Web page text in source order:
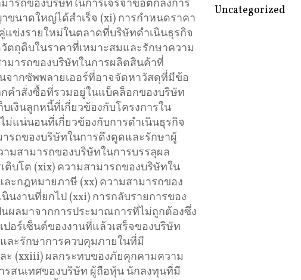
รถของบริษัทในการเจรจาข้อตกลงการ
ขนาดใหญ่ได้สําเร็จ (xi) การกําหนดราคา
แข่งรายใหม่ในตลาดที่บริษัทดําเนินธุรกิจ
ตถุดิบในราคาที่เหมาะสมและรักษาความ
มารถของบริษัทในการผลิตสินค้าที่
จากซัพพลายเออร์ที่อาจจัดหาวัสดุที่มีข้อ
คําสั่งซื้อที่รวมอยู่ในแบ็คล็อกของบริษัท
เงินลูกหนี้ที่เกี่ยวข้องกับโครงการใน
ม่แน่นอนที่เกี่ยวข้องกับการดําเนินธุรกิจ
รถของบริษัทในการดึงดูดและรักษาผู้
มสามารถของบริษัทในการบรรลุผล
บโต (xix) ความสามารถของบริษัทใน
ะกฎหมายภาษี (xx) ความสามารถของ
งานที่ยกไป (xxi) การกลับรายการของ
ผลมาจากการประมาณการที่ไม่ถูกต้องซึ่ง
อร์เซ็นต์ของงานที่แล้วเสร็จของบริษัท
ละรักษาการควบคุมภายในที่มี
ะ (xxiii) ผลกระทบของภัยคุกคามความ
รสนเทศของบริษัท ผู้ถือหุ้น นักลงทุนที่มี
Uncategorized